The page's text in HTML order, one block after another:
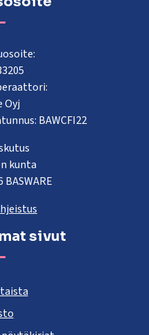
Oyj
BAWCFI22
kunta
BASWARE
sivut